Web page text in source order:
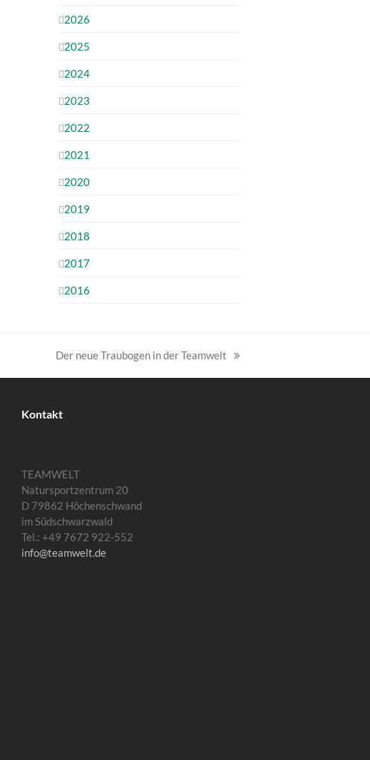
2026
2025
2024
2023
2022
2021
2020
2019
2018
2017
2016
Nächster
Beitrag:
Der neue Traubogen in der Teamwelt
Kontakt
TEAMWELT
Natursportzentrum 20
D 79862 Höchenschwand
im Südschwarzwald
Tel.: +49 7672 922-552
info@teamwelt.de